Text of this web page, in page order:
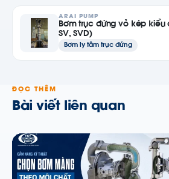
ARAI PUMP
Bơm trục đứng vỏ kép kiểu
SV, SVD)
Bơm ly tâm trục đứng
ĐỌC THÊM
Bài viết liên quan